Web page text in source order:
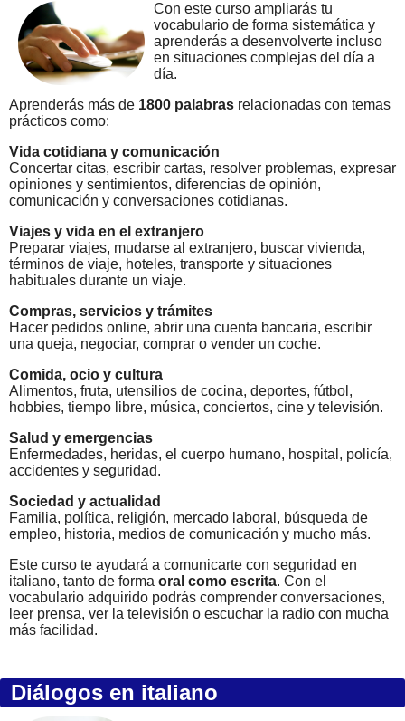
Con este curso ampliarás tu
vocabulario de forma sistemática y
aprenderás a desenvolverte incluso
en situaciones complejas del día a
día.
Aprenderás más de 1800 palabras relacionadas con temas
prácticos como:
Vida cotidiana y comunicación
Concertar citas, escribir cartas, resolver problemas, expresar
opiniones y sentimientos, diferencias de opinión,
comunicación y conversaciones cotidianas.
Viajes y vida en el extranjero
Preparar viajes, mudarse al extranjero, buscar vivienda,
términos de viaje, hoteles, transporte y situaciones
habituales durante un viaje.
Compras, servicios y trámites
Hacer pedidos online, abrir una cuenta bancaria, escribir
una queja, negociar, comprar o vender un coche.
Comida, ocio y cultura
Alimentos, fruta, utensilios de cocina, deportes, fútbol,
hobbies, tiempo libre, música, conciertos, cine y televisión.
Salud y emergencias
Enfermedades, heridas, el cuerpo humano, hospital, policía,
accidentes y seguridad.
Sociedad y actualidad
Familia, política, religión, mercado laboral, búsqueda de
empleo, historia, medios de comunicación y mucho más.
Este curso te ayudará a comunicarte con seguridad en
italiano, tanto de forma oral como escrita. Con el
vocabulario adquirido podrás comprender conversaciones,
leer prensa, ver la televisión o escuchar la radio con mucha
más facilidad.
Diálogos en italiano